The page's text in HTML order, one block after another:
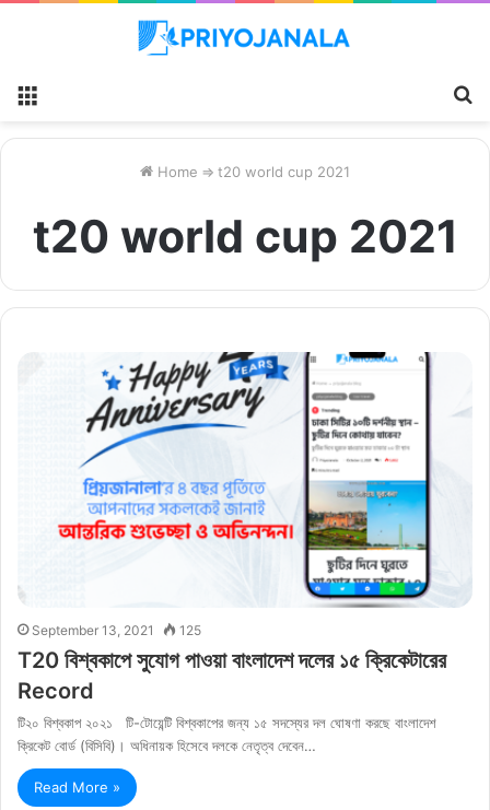
Home ⇒ t20 world cup 2021
t20 world cup 2021
September 13, 2021 125
T20 বিশ্বকাপে সুযোগ পাওয়া বাংলাদেশ দলের ১৫ ক্রিকেটারের
Record
টি২০ বিশ্বকাপ ২০২১ টি-টোয়েন্টি বিশ্বকাপের জন্য ১৫ সদস্যের দল ঘোষণা করছে বাংলাদেশ
ক্রিকেট বোর্ড (বিসিবি)। অধিনায়ক হিসেবে দলকে নেতৃত্ব দেবেন…
Read More »